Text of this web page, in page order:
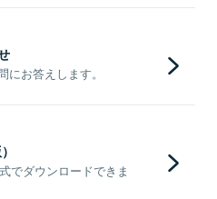
お答えします。
でダウンロードできま